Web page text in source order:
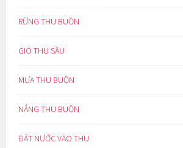
RỪNG THU BUỒN
GIÓ THU SẦU
MƯA THU BUỒN
NẮNG THU BUỒN
ĐẤT NƯỚC VÀO THU